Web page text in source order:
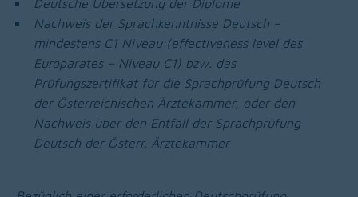
Nachweis der Sprachkenntnisse Deutsch –
mindestens C1 Niveau (effectiveness level des
Europarates – Niveau C1) bzw. das
Prüfungszertifikat für die Sprachprüfung Deutsch
der Österreichischen Ärztekammer, oder den
Nachweis über den Entfall der Sprachprüfung
Deutsch der Österr. Ärztekammer